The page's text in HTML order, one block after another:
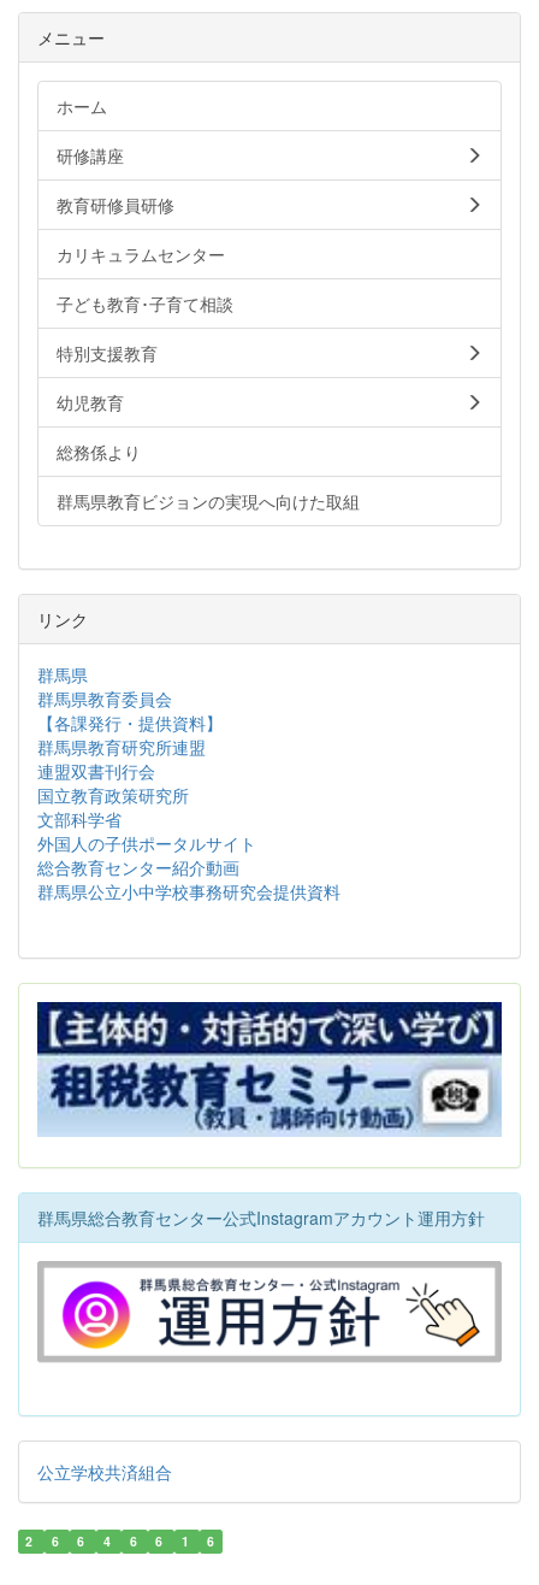
メニュー
ホーム
研修講座
教育研修員研修
カリキュラムセンター
子ども教育･子育て相談
特別支援教育
幼児教育
総務係より
群馬県教育ビジョンの実現へ向けた取組
リンク
群馬県
群馬県教育委員会
【各課発行・提供資料】
群馬県教育研究所連盟
連盟双書刊行会
国立教育政策研究所
文部科学省
外国人の子供ポータルサイト
総合教育センター紹介動画
群馬県公立小中学校事務研究会提供資料
群馬県総合教育センター公式Instagramアカウント運用方針
公立学校共済組合
2 6 6 4 6 6 1 6